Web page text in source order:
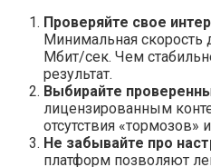
Проверяйте свое
Минимальная скорость
Мбит/сек. Чем
результат.
Выбирайте
лицензированным
отсутствия «тормозов»
Не забывайте про
платформ позволяют